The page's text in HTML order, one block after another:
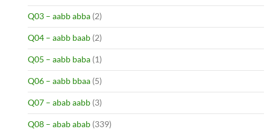
Q03 – aabb abba (2)
Q04 – aabb baab (2)
Q05 – aabb baba (1)
Q06 – aabb bbaa (5)
Q07 – abab aabb (3)
Q08 – abab abab (339)